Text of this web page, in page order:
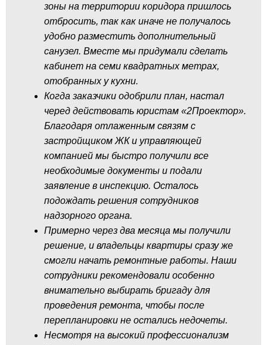
зоны на территории коридора пришлось
отбросить, так как иначе не получалось
удобно разместить дополнительный
санузел. Вместе мы придумали сделать
кабинет на семи квадратных метрах,
отобранных у кухни.
Когда заказчики одобрили план, настал
черед действовать юристам «2Проектор».
Благодаря отлаженным связям с
застройщиком ЖК и управляющей
компанией мы быстро получили все
необходимые документы и подали
заявление в инспекцию. Осталось
подождать решения сотрудников
надзорного органа.
Примерно через два месяца мы получили
решение, и владельцы квартиры сразу же
смогли начать ремонтные работы. Наши
сотрудники рекомендовали особенно
внимательно выбирать бригаду для
проведения ремонта, чтобы после
перепланировки не остались недочеты.
Несмотря на высокий профессионализм